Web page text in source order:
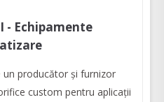
- Echipamente
un producător și furnizor
custom pentru aplicații